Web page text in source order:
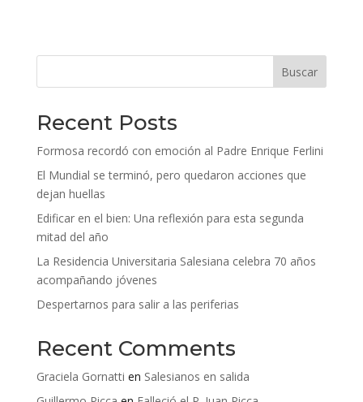
Buscar
Recent Posts
Formosa recordó con emoción al Padre Enrique Ferlini
El Mundial se terminó, pero quedaron acciones que
dejan huellas
Edificar en el bien: Una reflexión para esta segunda
mitad del año
La Residencia Universitaria Salesiana celebra 70 años
acompañando jóvenes
Despertarnos para salir a las periferias
Recent Comments
Graciela Gornatti en Salesianos en salida